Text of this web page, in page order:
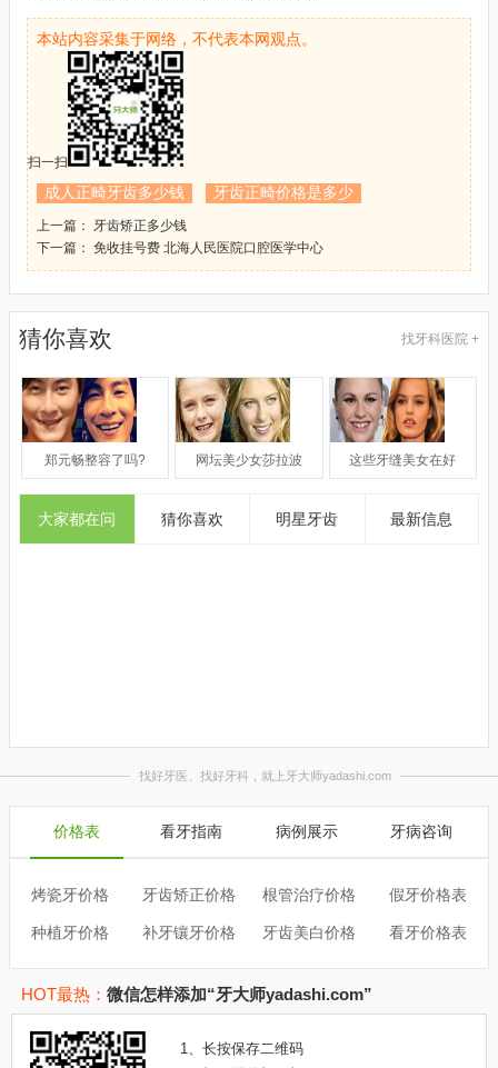
本站内容采集于网络，不代表本网观点。
扫一扫
成人正畸牙齿多少钱 牙齿正畸价格是多少
上一篇： 牙齿矫正多少钱
下一篇： 免收挂号费 北海人民医院口腔医学中心
猜你喜欢 找牙科医院 +
郑元畅整容了吗? 网坛美少女莎拉波 这些牙缝美女在好
大家都在问 猜你喜欢 明星牙齿 最新信息
价格表 看牙指南 病例展示 牙病咨询
烤瓷牙价格 牙齿矫正价格 根管治疗价格 假牙价格表
种植牙价格 补牙镶牙价格 牙齿美白价格 看牙价格表
HOT最热： 微信怎样添加“牙大师yadashi.com”
1、 长按保存二维码